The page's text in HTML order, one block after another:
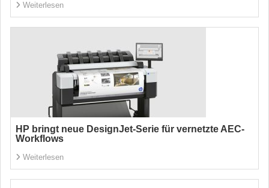
Weiterlesen
HP bringt neue DesignJet-Serie für vernetzte AEC-
Workflows
Weiterlesen